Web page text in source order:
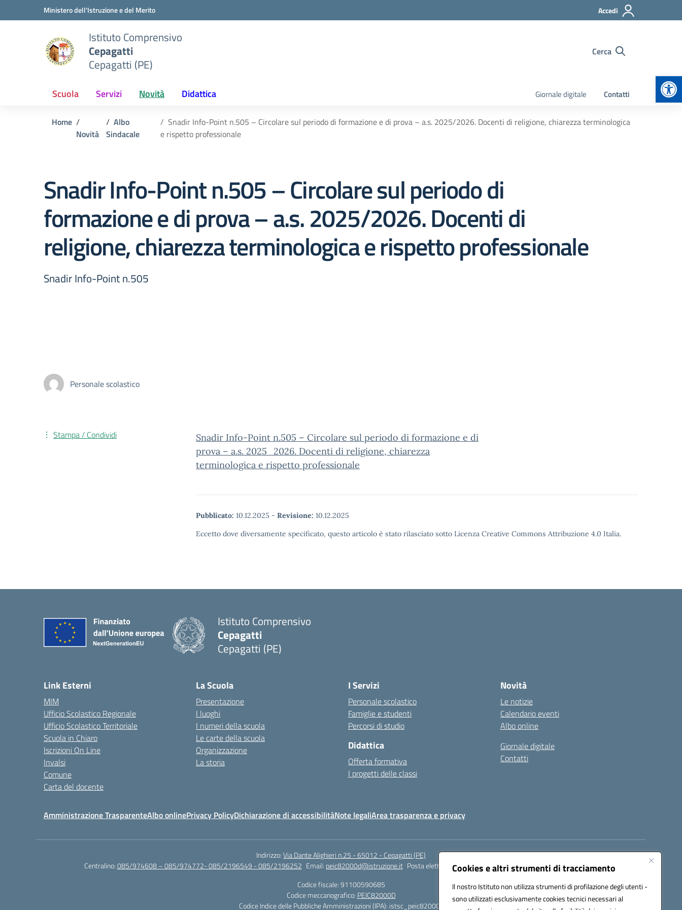
Cookies e altri strumenti di tracciamento
Il nostro Istituto non utilizza strumenti di profilazione degli utenti -
sono utilizzati esclusivamente cookies tecnici necessari al
Vai ai contenuti
Vai al menu di navigazioneMinistero dell'Istruzione e del Merito Accedi
Istituto Comprensivo
Cepagatti
Cepagatti (PE)
Cerca
Scuola Servizi Novità Didattica Giornale digitale Contatti
Home
Novità
Albo
Sindacale
Snadir Info-Point n.505 – Circolare sul periodo di formazione e di prova – a.s. 2025/2026. Docenti di religione, chiarezza terminologica
e rispetto professionale
Snadir Info-Point n.505 – Circolare sul periodo di
formazione e di prova – a.s. 2025/2026. Docenti di
religione, chiarezza terminologica e rispetto professionale
Snadir Info-Point n.505
Personale scolastico
Snadir Info-Point n.505 – Circolare sul periodo di formazione e di
prova – a.s. 2025_2026. Docenti di religione, chiarezza
terminologica e rispetto professionale
Pubblicato: 10.12.2025 - Revisione: 10.12.2025
Eccetto dove diversamente specificato, questo articolo è stato rilasciato sotto Licenza Creative Commons Attribuzione 4.0 Italia.
Stampa / Condividi
Istituto Comprensivo
Cepagatti
Cepagatti (PE)
Link Esterni
MIM
Ufficio Scolastico Regionale
Ufficio Scolastico Territoriale
Scuola in Chiaro
Iscrizioni On Line
Invalsi
Comune
Carta del docente
La Scuola
Presentazione
I luoghi
I numeri della scuola
Le carte della scuola
Organizzazione
La storia
I Servizi
Personale scolastico
Famiglie e studenti
Percorsi di studio
Didattica
Offerta formativa
I progetti delle classi
Novità
Le notizie
Calendario eventi
Albo online
Giornale digitale
Contatti
Amministrazione TrasparenteAlbo onlinePrivacy PolicyDichiarazione di accessibilitàNote legaliArea trasparenza e privacy
Indirizzo:Via Dante Alighieri n.25 - 65012 - Cepagatti (PE)
Centralino:085/974608 – 085/974772- 085/2196549 - 085/2196252 Email: peic82000d@istruzione.it Posta elettronica certificata (PEC): peic82000d@pec.istruzione.it
Codice fiscale: 91100590685
Codice meccanografico: PEIC82000D
Codice Indice delle Pubbliche Amministrazioni (IPA): istsc_peic82000d